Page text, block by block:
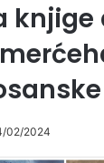
knjige
02/2024